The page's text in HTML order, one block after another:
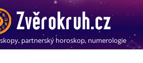
partnerský horoskop, numerologie